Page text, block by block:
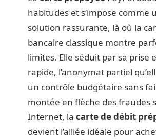
habitudes et s’impose comme
solution rassurante, là où la
bancaire classique montre
limites. Elle séduit par sa prise
rapide, l’anonymat partiel
un contrôle budgétaire sans
montée en flèche des fraudes
Internet, la carte de débit
devient l’alliée idéale pour